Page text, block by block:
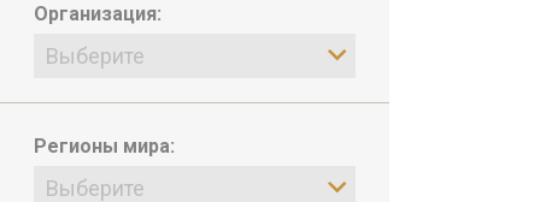
Организация:
Выберите
Регионы мира:
Выберите